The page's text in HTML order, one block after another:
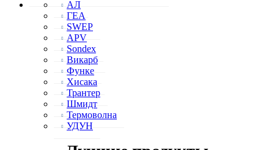
АЛ
ГЕА
SWEP
APV
Sondex
Викарб
Функе
Хисака
Трантер
Шмидт
Термоволна
УДУН